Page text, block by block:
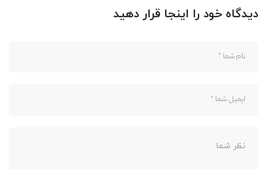
دیدگاه خود را اینجا قرار دهید